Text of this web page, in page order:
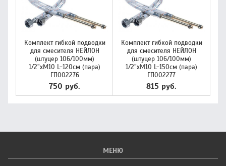
Комплект гибкой подводки
для смесителя НЕЙЛОН
(штуцер 106/100мм)
1/2”хM10 L-120см (пара)
ГП002276
750 руб.
Комплект гибкой подводки
для смесителя НЕЙЛОН
(штуцер 106/100мм)
1/2”хM10 L-150см (пара)
ГП002277
815 руб.
МЕНЮ